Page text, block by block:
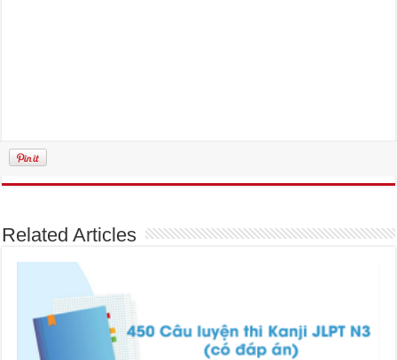
Related Articles